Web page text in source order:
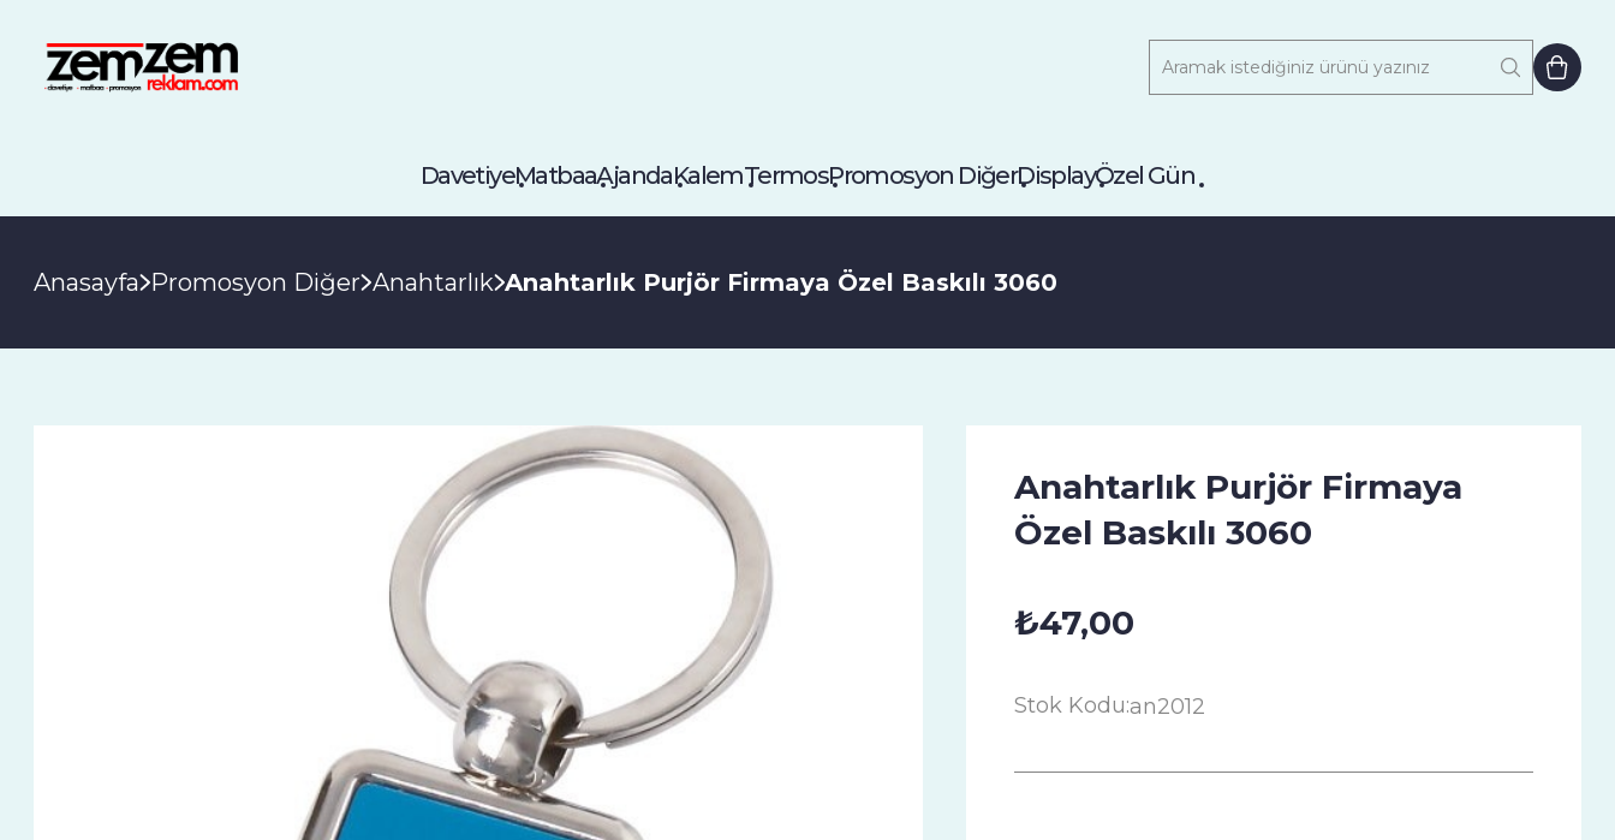
DavetiyeMatbaaAjandaKalemTermosPromosyon DiğerDisplayÖzel Gün
Anasayfa Promosyon Diğer Anahtarlık Anahtarlık Purjör Firmaya Özel Baskılı 3060
Anahtarlık Purjör Firmaya
Özel Baskılı 3060
₺47,00
Stok Kodu:an2012